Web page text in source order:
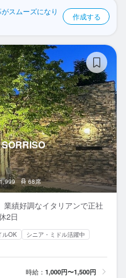
スムーズになり
作成する
68席
績好調なイタリアンで正社
2日
ルOK
シニア・ミドル活躍中
時給： 1,000円〜1,500円